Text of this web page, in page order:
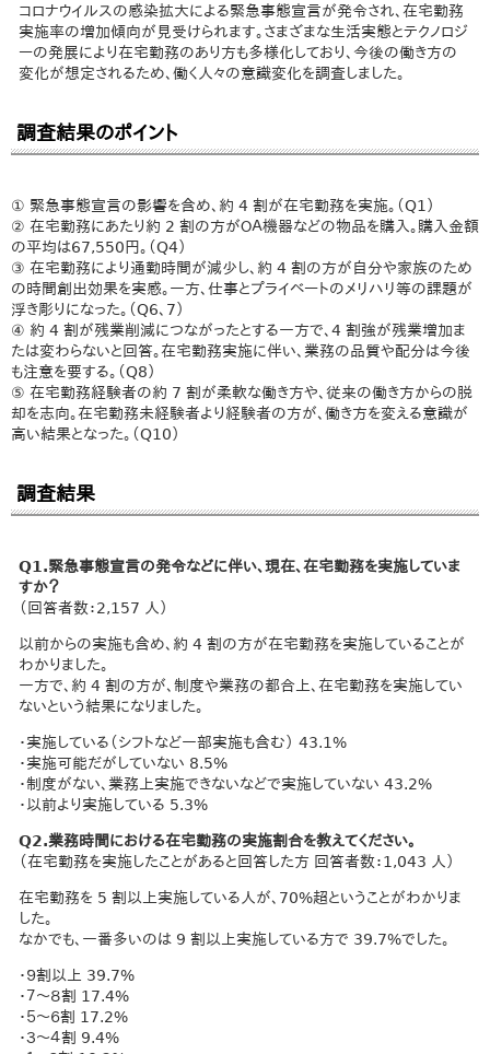
コロナウイルスの感染拡大による緊急事態宣言が発令され、在宅勤務
実施率の増加傾向が見受けられます。さまざまな生活実態とテクノロジ
ーの発展により在宅勤務のあり方も多様化しており、今後の働き方の
変化が想定されるため、働く人々の意識変化を調査しました。
調査結果のポイント
① 緊急事態宣言の影響を含め、約 4 割が在宅勤務を実施。（Q1）
② 在宅勤務にあたり約 2 割の方がＯＡ機器などの物品を購入。購入金額
の平均は67,550円。（Q4）
③ 在宅勤務により通勤時間が減少し、約 4 割の方が自分や家族のため
の時間創出効果を実感。一方、仕事とプライベートのメリハリ等の課題が
浮き彫りになった。（Q6、7）
④ 約 4 割が残業削減につながったとする一方で、4 割強が残業増加ま
たは変わらないと回答。在宅勤務実施に伴い、業務の品質や配分は今後
も注意を要する。（Q8）
⑤ 在宅勤務経験者の約 7 割が柔軟な働き方や、従来の働き方からの脱
却を志向。在宅勤務未経験者より経験者の方が、働き方を変える意識が
高い結果となった。（Q10）
調査結果
Q1.緊急事態宣言の発令などに伴い、現在、在宅勤務を実施していま
すか？
（回答者数：2,157 人）
以前からの実施も含め、約 4 割の方が在宅勤務を実施していることが
わかりました。
一方で、約 4 割の方が、制度や業務の都合上、在宅勤務を実施してい
ないという結果になりました。
・実施している（シフトなど一部実施も含む） 43.1%
・実施可能だがしていない 8.5%
・制度がない、業務上実施できないなどで実施していない 43.2%
・以前より実施している 5.3%
Q2.業務時間における在宅勤務の実施割合を教えてください。
（在宅勤務を実施したことがあると回答した方 回答者数：1,043 人）
在宅勤務を 5 割以上実施している人が、70%超ということがわかりま
した。
なかでも、一番多いのは 9 割以上実施している方で 39.7%でした。
・９割以上 39.7%
・７～８割 17.4%
・５～６割 17.2%
・３～４割 9.4%